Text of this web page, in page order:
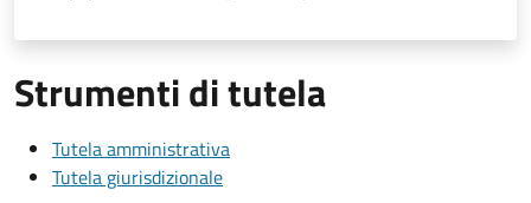
Strumenti di tutela
Tutela amministrativa
Tutela giurisdizionale